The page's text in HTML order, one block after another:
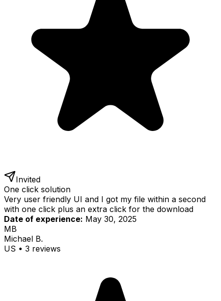
Invited
One click solution
Very user friendly UI and I got my file within a second
with one click plus an extra click for the download
Date of experience: May 30, 2025
MB
Michael B.
US • 3 reviews